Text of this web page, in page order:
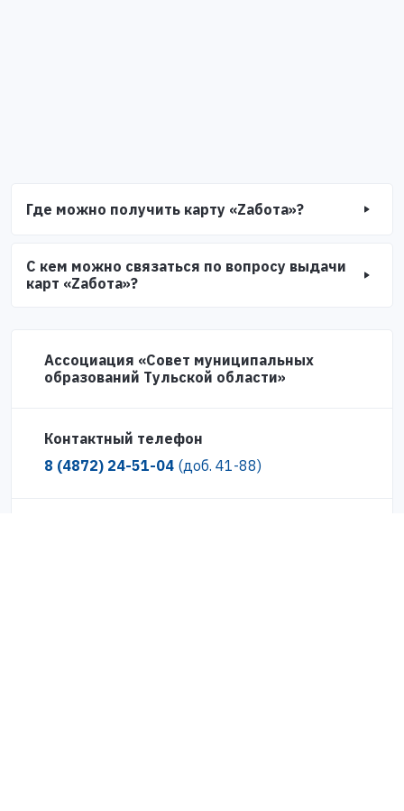
Где можно получить карту «Zабота»?
С кем можно связаться по вопросу выдачи
карт «Zабота»?
Ассоциация «Совет муниципальных
образований Тульской области»
Контактный телефон
8 (4872) 24-51-04 (доб. 41-88)